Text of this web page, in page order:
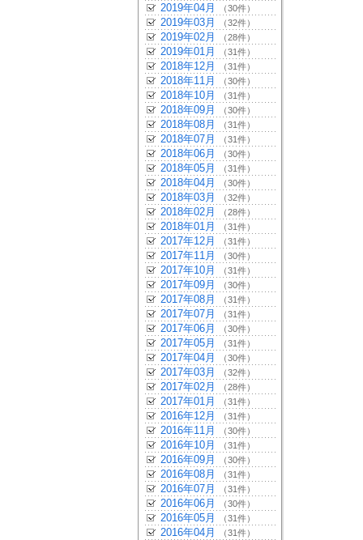
2019年04月 （30件）
2019年03月 （32件）
2019年02月 （28件）
2019年01月 （31件）
2018年12月 （31件）
2018年11月 （30件）
2018年10月 （31件）
2018年09月 （30件）
2018年08月 （31件）
2018年07月 （31件）
2018年06月 （30件）
2018年05月 （31件）
2018年04月 （30件）
2018年03月 （32件）
2018年02月 （28件）
2018年01月 （31件）
2017年12月 （31件）
2017年11月 （30件）
2017年10月 （31件）
2017年09月 （30件）
2017年08月 （31件）
2017年07月 （31件）
2017年06月 （30件）
2017年05月 （31件）
2017年04月 （30件）
2017年03月 （32件）
2017年02月 （28件）
2017年01月 （31件）
2016年12月 （31件）
2016年11月 （30件）
2016年10月 （31件）
2016年09月 （30件）
2016年08月 （31件）
2016年07月 （31件）
2016年06月 （30件）
2016年05月 （31件）
2016年04月 （31件）